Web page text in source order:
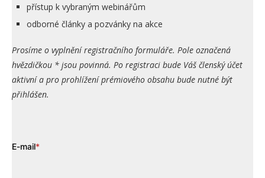
přístup k vybraným webinářům
odborné články a pozvánky na akce
Prosíme o vyplnění registračního formuláře. Pole označená
hvězdičkou * jsou povinná. Po registraci bude Váš členský účet
aktivní a pro prohlížení prémiového obsahu bude nutné být
přihlášen.
E-mail*